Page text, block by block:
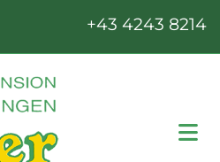
+43 4243 8214